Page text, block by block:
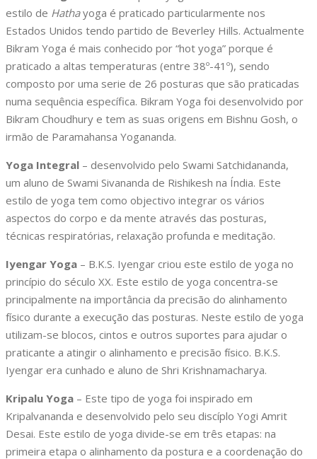
estilo de Hathayoga é praticado particularmente nos
Estados Unidos tendo partido de Beverley Hills. Actualmente
Bikram Yoga é mais conhecido por “hot yoga” porque é
praticado a altas temperaturas (entre 38º-41º), sendo
composto por uma serie de 26 posturas que são praticadas
numa sequência específica. Bikram Yoga foi desenvolvido por
Bikram Choudhury e tem as suas origens em Bishnu Gosh, o
irmão de Paramahansa Yogananda.
Yoga Integral – desenvolvido pelo Swami Satchidananda,
um aluno de Swami Sivananda de Rishikesh na Índia. Este
estilo de yoga tem como objectivo integrar os vários
aspectos do corpo e da mente através das posturas,
técnicas respiratórias, relaxação profunda e meditação.
Iyengar Yoga – B.K.S. Iyengar criou este estilo de yoga no
princípio do século XX. Este estilo de yoga concentra-se
principalmente na importância da precisão do alinhamento
físico durante a execução das posturas. Neste estilo de yoga
utilizam-se blocos, cintos e outros suportes para ajudar o
praticante a atingir o alinhamento e precisão físico. B.K.S.
Iyengar era cunhado e aluno de Shri Krishnamacharya.
Kripalu Yoga – Este tipo de yoga foi inspirado em
Kripalvananda e desenvolvido pelo seu discíplo Yogi Amrit
Desai. Este estilo de yoga divide-se em três etapas: na
primeira etapa o alinhamento da postura e a coordenação do